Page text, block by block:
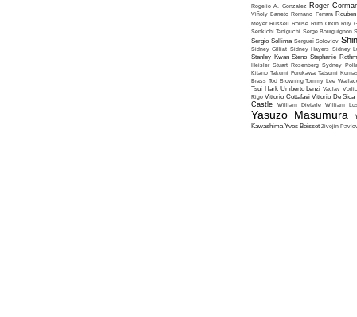
Rogelio A. Gonzalez Roger
Viñoly Barreto Romano Ferrara
Meyer Russell Rouse Ruth Orkin Ruy
Senkichi Taniguchi Serge Bourguignon
Sergio Sollima Sergueï Soloviov
Sidney Gilliat Sidney Hayers Sidney
Stanley Kwan Steno Stephanie
Heisler Stuart Rosenberg Sydney
Kitano Takumi Furukawa Tatsumi
Brass Tod Browning Tommy Lee
Tsui Hark Umberto Lenzi Vaclav
Rigo Vittorio Cottafavi Vittorio De Sica
Castle William Dieterle William
Yasuzo Masumura
Kawashima Yves Boisset Zivojin